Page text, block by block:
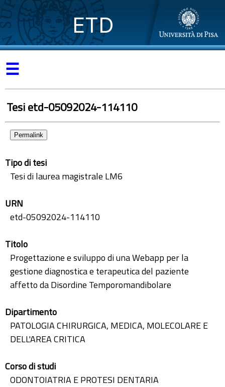
ETD
☰
Tesi etd-05092024-114110
Permalink
Tipo di tesi
Tesi di laurea magistrale LM6
URN
etd-05092024-114110
Titolo
Progettazione e sviluppo di una Webapp per la
gestione diagnostica e terapeutica del paziente
affetto da Disordine Temporomandibolare
Dipartimento
PATOLOGIA CHIRURGICA, MEDICA, MOLECOLARE E
DELL'AREA CRITICA
Corso di studi
ODONTOIATRIA E PROTESI DENTARIA